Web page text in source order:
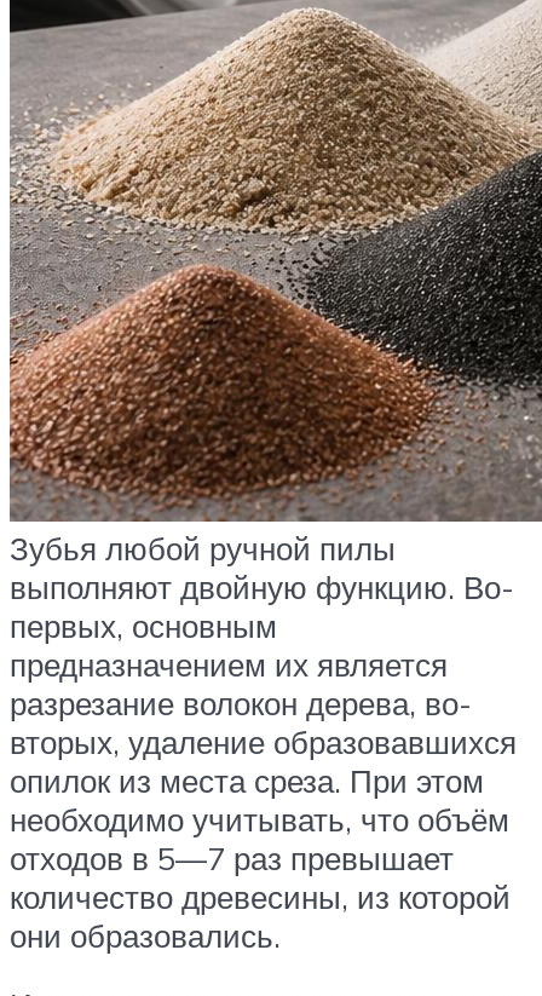
Зубья любой ручной пилы
выполняют двойную функцию. Во-
первых, основным
предназначением их является
разрезание волокон дерева, во-
вторых, удаление образовавшихся
опилок из места среза. При этом
необходимо учитывать, что объём
отходов в 5—7 раз превышает
количество древесины, из которой
они образовались.